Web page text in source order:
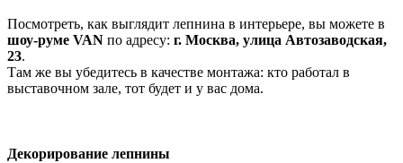
Посмотреть, как выглядит лепнина в интерьере, вы можете в
шоу-руме VAN по адресу: г. Москва, улица Автозаводская,
23.
Там же вы убедитесь в качестве монтажа: кто работал в
выставочном зале, тот будет и у вас дома.
Декорирование лепнины